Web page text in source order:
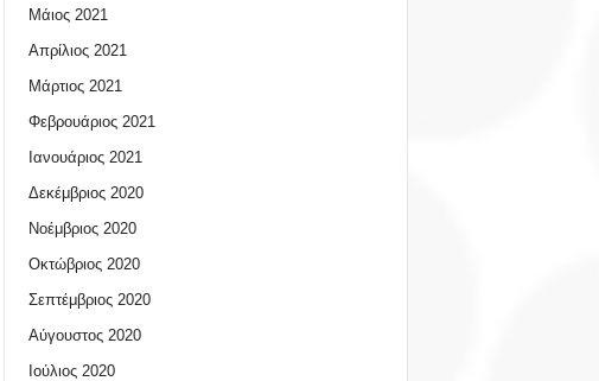
Μάιος 2021
Απρίλιος 2021
Μάρτιος 2021
Φεβρουάριος 2021
Ιανουάριος 2021
Δεκέμβριος 2020
Νοέμβριος 2020
Οκτώβριος 2020
Σεπτέμβριος 2020
Αύγουστος 2020
Ιούλιος 2020